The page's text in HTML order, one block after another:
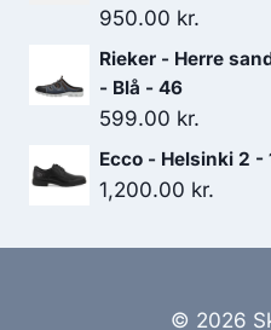
950.00 kr.
Rieker - Herre
- Blå - 46
599.00 kr.
Ecco - Helsinki 2
1,200.00 kr.
© 2026